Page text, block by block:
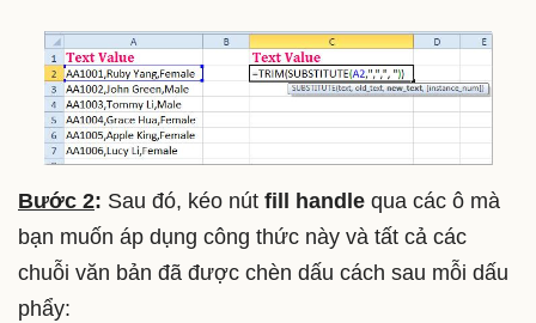
Bước 2: Sau đó, kéo nút fill handle qua các ô mà
bạn muốn áp dụng công thức này và tất cả các
chuỗi văn bản đã được chèn dấu cách sau mỗi dấu
phẩy: